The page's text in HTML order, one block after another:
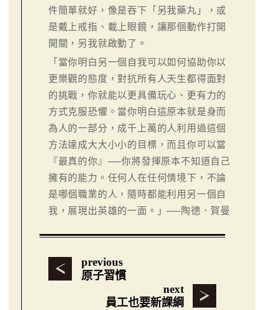
件簡單就好，像是吞下「另我藥丸」，或
是戴上戒指、載上眼鏡，讓那個動作打開
開關，另我就啟動了。
「當你明白另一個自我可以如何協助你以
更樂觀的態度，對抗所有人天生都得面對
的挑戰，你就能以更具備玩心、更有力的
方式克服恐懼。當你明白這原本就是身而
為人的一部分，成千上萬的人利用過這個
方法達成大大小小的目標，而且你可以當
『最真的你』──你將發揮原本不知道自己
擁有的能力。任何人在任何情境下，不論
是哪個職業的人，隨時都能利用另一個自
我，展現出英雄的一面。」──陶德．賀曼
previous
原子習慣
next
員工也要新課綱